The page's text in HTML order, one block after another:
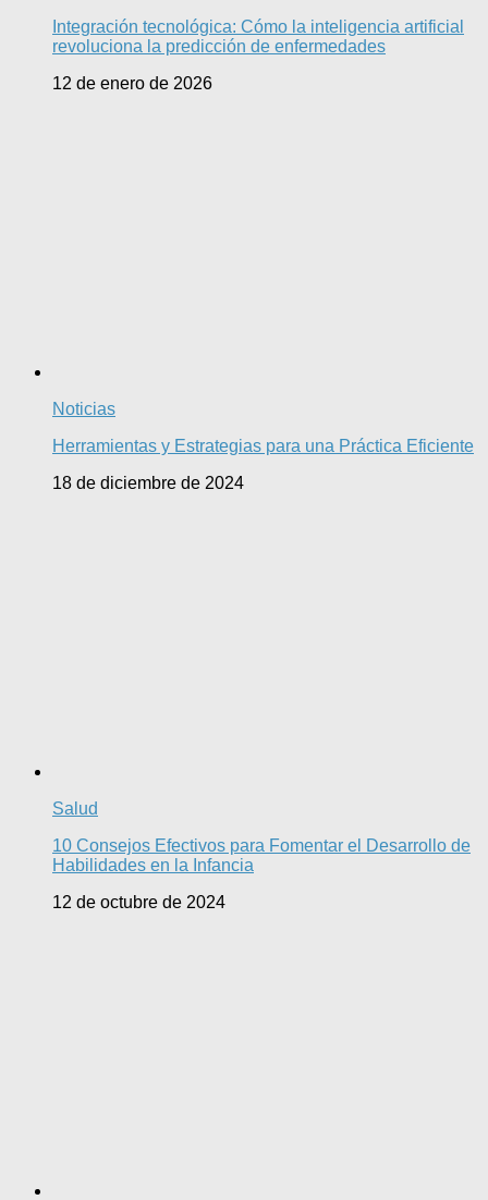
Integración tecnológica: Cómo la inteligencia artificial
revoluciona la predicción de enfermedades
12 de enero de 2026
Noticias
Herramientas y Estrategias para una Práctica Eficiente
18 de diciembre de 2024
Salud
10 Consejos Efectivos para Fomentar el Desarrollo de
Habilidades en la Infancia
12 de octubre de 2024